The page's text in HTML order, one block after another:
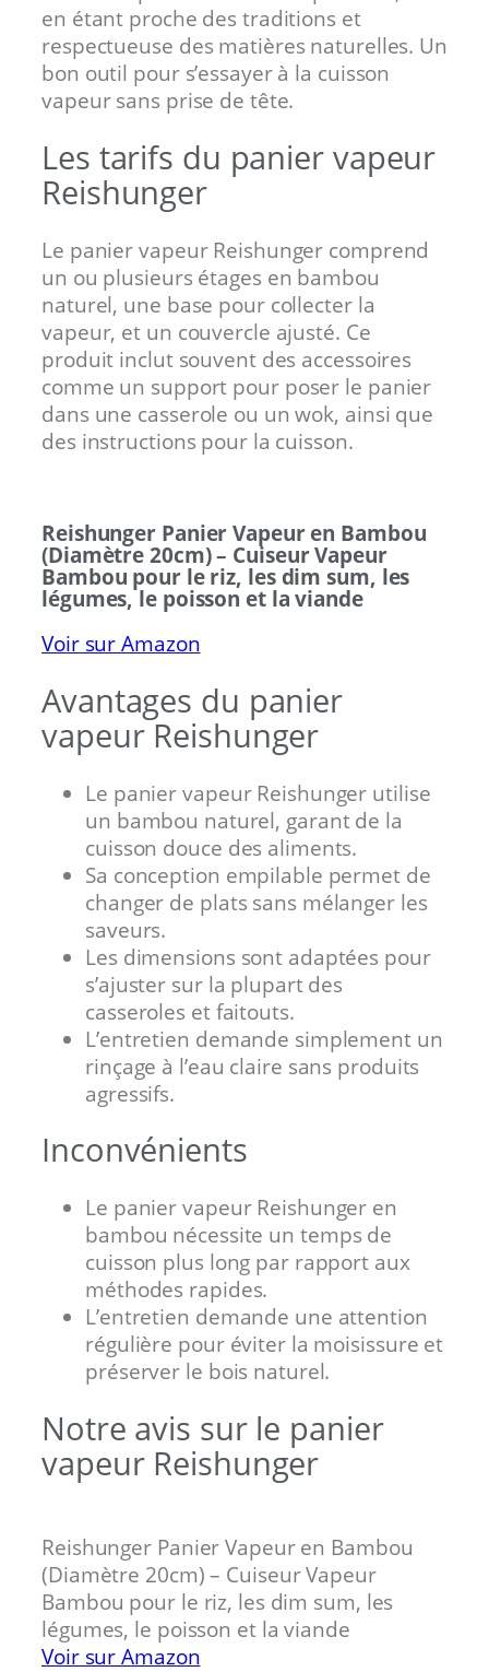
en étant proche des traditions et
respectueuse des matières naturelles. Un
bon outil pour s’essayer à la cuisson
vapeur sans prise de tête.
Les tarifs du panier vapeur
Reishunger
Le panier vapeur Reishunger comprend
un ou plusieurs étages en bambou
naturel, une base pour collecter la
vapeur, et un couvercle ajusté. Ce
produit inclut souvent des accessoires
comme un support pour poser le panier
dans une casserole ou un wok, ainsi que
des instructions pour la cuisson.
Reishunger Panier Vapeur en Bambou
(Diamètre 20cm) – Cuiseur Vapeur
Bambou pour le riz, les dim sum, les
légumes, le poisson et la viande
Voir sur Amazon
Avantages du panier
vapeur Reishunger
Le panier vapeur Reishunger utilise
un bambou naturel, garant de la
cuisson douce des aliments.
Sa conception empilable permet de
changer de plats sans mélanger les
saveurs.
Les dimensions sont adaptées pour
s’ajuster sur la plupart des
casseroles et faitouts.
L’entretien demande simplement un
rinçage à l’eau claire sans produits
agressifs.
Inconvénients
Le panier vapeur Reishunger en
bambou nécessite un temps de
cuisson plus long par rapport aux
méthodes rapides.
L’entretien demande une attention
régulière pour éviter la moisissure et
préserver le bois naturel.
Notre avis sur le panier
vapeur Reishunger
Reishunger Panier Vapeur en Bambou
(Diamètre 20cm) – Cuiseur Vapeur
Bambou pour le riz, les dim sum, les
légumes, le poisson et la viande
Voir sur Amazon